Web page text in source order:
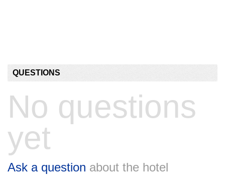
QUESTIONS
No questions
yet
Ask a question about the hotel